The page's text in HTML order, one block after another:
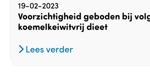
19-02-2023
Voorzichtigheid geboden bij
koemelkeiwitvrij dieet
Lees verder